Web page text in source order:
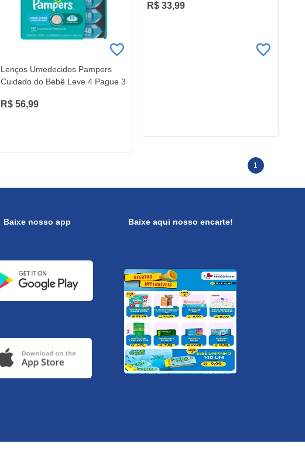
Lenços Umedecidos Pampers
Cuidado do Bebê Leve 4 Pague 3
R$ 56,99
R$ 33,99
1
Baixe nosso app Baixe aqui nosso encarte!